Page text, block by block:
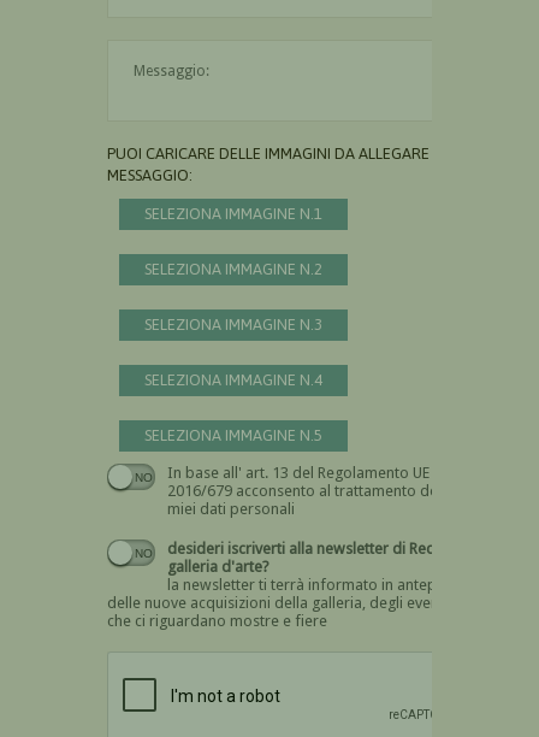
PUOI CARICARE DELLE IMMAGINI DA ALLEGARE AL
MESSAGGIO:
SELEZIONA IMMAGINE N.1
SELEZIONA IMMAGINE N.2
SELEZIONA IMMAGINE N.3
SELEZIONA IMMAGINE N.4
SELEZIONA IMMAGINE N.5
In base all' art. 13 del Regolamento UE n.
2016/679 acconsento al trattamento dei
miei dati personali
Devi dare il consenso
desideri iscriverti alla newsletter di Recta
galleria d'arte?
la newsletter ti terrà informato in anteprima
delle nuove acquisizioni della galleria, degli eventi
che ci riguardano mostre e fiere